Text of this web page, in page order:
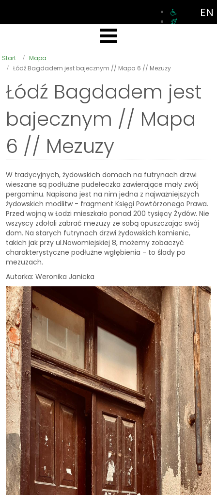
EN
Start
Mapa
Łódź Bagdadem jest bajecznym // Mapa 6 // Mezuzy
Łódź Bagdadem jest
bajecznym // Mapa
6 // Mezuzy
W tradycyjnych, żydowskich domach na futrynach drzwi
wieszane są podłużne pudełeczka zawierające mały zwój
pergaminu. Napisana jest na nim jedna z najważniejszych
żydowskich modlitw - fragment Księgi Powtórzonego Prawa.
Przed wojną w Łodzi mieszkało ponad 200 tysięcy Żydów. Nie
wszyscy zdołali zabrać mezuzy ze sobą opuszczając swój
dom. Na starych futrynach drzwi żydowskich kamienic,
takich jak przy ul.Nowomiejskiej 8, możemy zobaczyć
charakterystyczne podłużne wgłębienia - to ślady po
mezuzach.
Autorka: Weronika Janicka